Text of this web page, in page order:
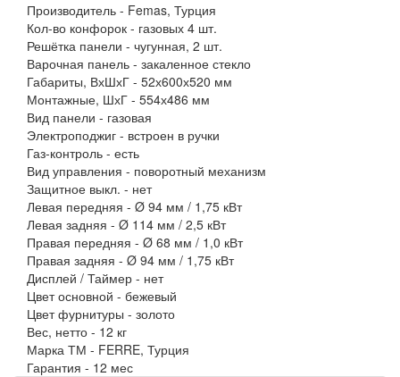
Производитель - Femas, Турция
Кол-во конфорок - газовых 4 шт.
Решётка панели - чугунная, 2 шт.
Варочная панель - закаленное стекло
Габариты, ВхШхГ - 52х600х520 мм
Монтажные, ШхГ - 554х486 мм
Вид панели - газовая
Электроподжиг - встроен в ручки
Газ-контроль - есть
Вид управления - поворотный механизм
Защитное выкл. - нет
Левая передняя - Ø 94 мм / 1,75 кВт
Левая задняя - Ø 114 мм / 2,5 кВт
Правая передняя - Ø 68 мм / 1,0 кВт
Правая задняя - Ø 94 мм / 1,75 кВт
Дисплей / Таймер - нет
Цвет основной - бежевый
Цвет фурнитуры - золото
Вес, нетто - 12 кг
Марка ТМ - FERRE, Турция
Гарантия - 12 мес